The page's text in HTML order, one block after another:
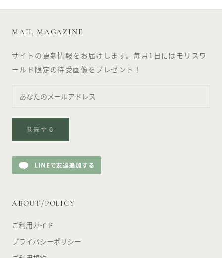
MAIL MAGAZINE
サイトの更新情報をお届けします。毎月1日にはモリスワ
ールド限定の待受画像をプレゼント！
登録する
ABOUT/POLICY
ご利用ガイド
プライバシーポリシー